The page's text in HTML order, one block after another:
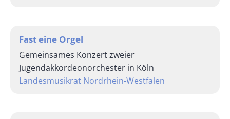
Fast eine Orgel
Gemeinsames Konzert zweier
Jugendakkordeonorchester in Köln
Landesmusikrat Nordrhein-Westfalen